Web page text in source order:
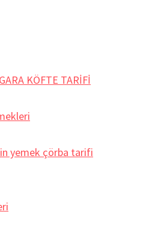
KÖFTE TARİFİ
yemek çörba tarifi